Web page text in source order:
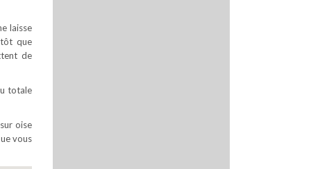
laisse
que
de
totale
oise
vous